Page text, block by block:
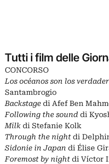
Tutti i film delle
CONCORSO
Los océanos son los
Santambrogio
Backstage di Afef Ben
Following the sound di
Milk di Stefanie Kolk
Through the night di
Sidonie in Japan di Élise
Foremost by night di Víctor